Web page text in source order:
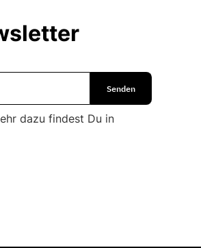
dazu findest Du in